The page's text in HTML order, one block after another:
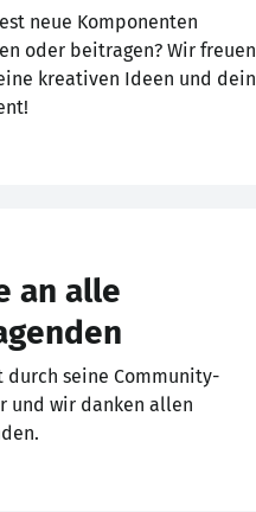
neue Komponenten
oder beitragen? Wir freuen
kreativen Ideen und dein
an alle
durch seine Community-
und wir danken allen